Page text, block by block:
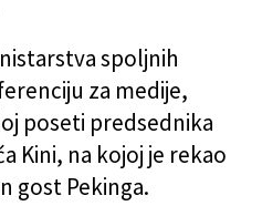
spoljnih
za medije,
poseti predsednika
Kini, na kojoj je rekao
gost Pekinga.